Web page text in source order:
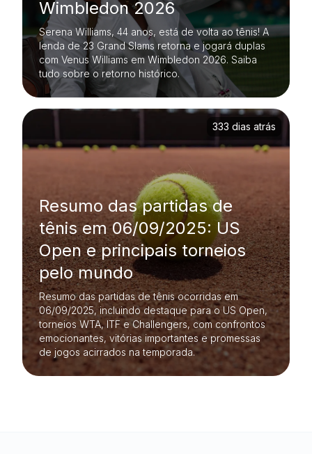
Wimbledon 2026
Serena Williams, 44 anos, está de volta ao tênis! A
lenda de 23 Grand Slams retorna e jogará duplas
com Venus Williams em Wimbledon 2026. Saiba
tudo sobre o retorno histórico.
Resumo das partidas de
tênis em 06/09/2025: US
Open e principais torneios
pelo mundo
Resumo das partidas de tênis ocorridas em
06/09/2025, incluindo destaque para o US Open,
torneios WTA, ITF e Challengers, com confrontos
emocionantes, vitórias importantes e promessas
de jogos acirrados na temporada.
333 dias atrás